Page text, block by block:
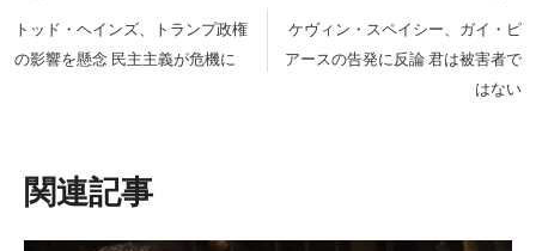
稿
ナ
シ
ョ
ン
トッド・ヘインズ、トランプ政権
の影響を懸念 民主主義が危機に
ケヴィン・スペイシー、ガイ・ピ
アースの告発に反論 君は被害者で
はない
類似投稿